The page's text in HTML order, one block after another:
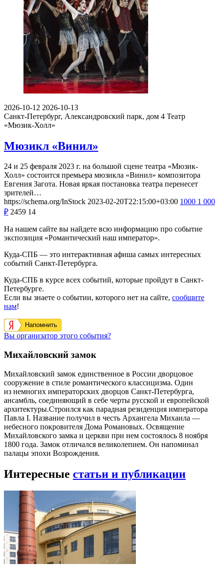
2026-10-12 2026-10-13
Санкт-Петербург, Александровский парк, дом 4 Театр
«Мюзик-Холл»
Мюзикл «Винил»
24 и 25 февраля 2023 г. на большой сцене театра «Мюзик-
Холл» состоится премьера мюзикла «Винил» композитора
Евгения Загота. Новая яркая постановка театра перенесет
зрителей…
https://schema.org/InStock 2023-02-20T22:15:00+03:00 1000 1 000
₽ 2459 14
На нашем сайте вы найдете всю информацию про событие
экспозиция «Романтический наш император».
Куда-СПБ — это интерактивная афиша самых интересных
событий Санкт-Петербурга.
Куда-СПБ в курсе всех событий, которые пройдут в Санкт-
Петербурге.
Если вы знаете о событии, которого нет на сайте, сообщите
нам!
Напомнить
Вы организатор этого события?
Михайловский замок
Михайловский замок единственное в России дворцовое
сооружение в стиле романтического классицизма. Один
из немногих императорских дворцов Санкт-Петербурга,
ансамбль, соединяющий в себе черты русской и европейской
архитектуры.Строился как парадная резиденция императора
Павла I. Название получил в честь Архангела Михаила —
небесного покровителя Дома Романовых. Освящение
Михайловского замка и церкви при нем состоялось 8 ноября
1800 года. Замок отличался великолепием. Он напоминал
палацы эпохи Возрождения.
Интересные статьи и публикации